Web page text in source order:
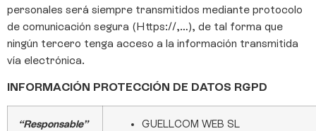
personales será siempre transmitidos mediante protocolo
de comunicación segura (Https://,…), de tal forma que
ningún tercero tenga acceso a la información transmitida
vía electrónica.
INFORMACIÓN PROTECCIÓN DE DATOS RGPD
“Responsable”
GUELLCOM WEB SL